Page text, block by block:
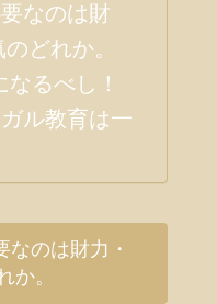
なのは財
どれか。
るべし！
ル教育は一
のは財力・
か。